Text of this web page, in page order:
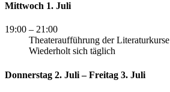
Mittwoch 1. Juli
19:00 – 21:00
Theateraufführung der Literaturkurse
Wiederholt sich täglich
Donnerstag 2. Juli – Freitag 3. Juli